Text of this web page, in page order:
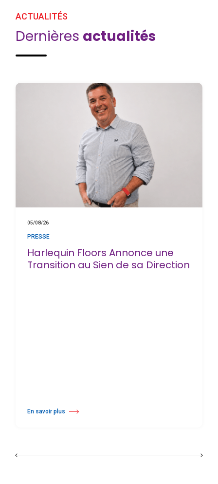
ACTUALITÉS
Dernières actualités
05/08/26
PRESSE
Harlequin Floors Annonce une
Transition au Sien de sa Direction
En savoir plus
à propos Harlequin Floors Annonce une Transition au Sien de sa